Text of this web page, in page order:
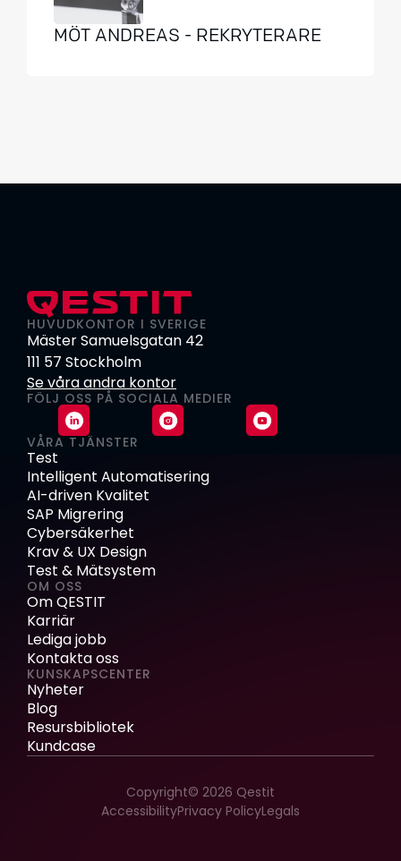
MÖT ANDREAS - REKRYTERARE
HUVUDKONTOR I SVERIGE
Mäster Samuelsgatan 42
111 57 Stockholm
Se våra andra kontor
FÖLJ OSS PÅ SOCIALA MEDIER
VÅRA TJÄNSTER
Test
Intelligent Automatisering
AI-driven Kvalitet
SAP Migrering
Cybersäkerhet
Krav & UX Design
Test & Mätsystem
OM OSS
Om QESTIT
Karriär
Lediga jobb
Kontakta oss
KUNSKAPSCENTER
Nyheter
Blog
Resursbibliotek
Kundcase
Copyright© 2026 Qestit
AccessibilityPrivacy PolicyLegals